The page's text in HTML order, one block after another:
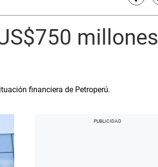
millones
financiera de Petroperú.